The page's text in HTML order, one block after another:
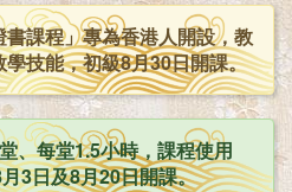
書課程」專為香港人開設，教
技能，初級8月30日開課。
、每堂1.5小時，課程使用
3日及8月20日開課。